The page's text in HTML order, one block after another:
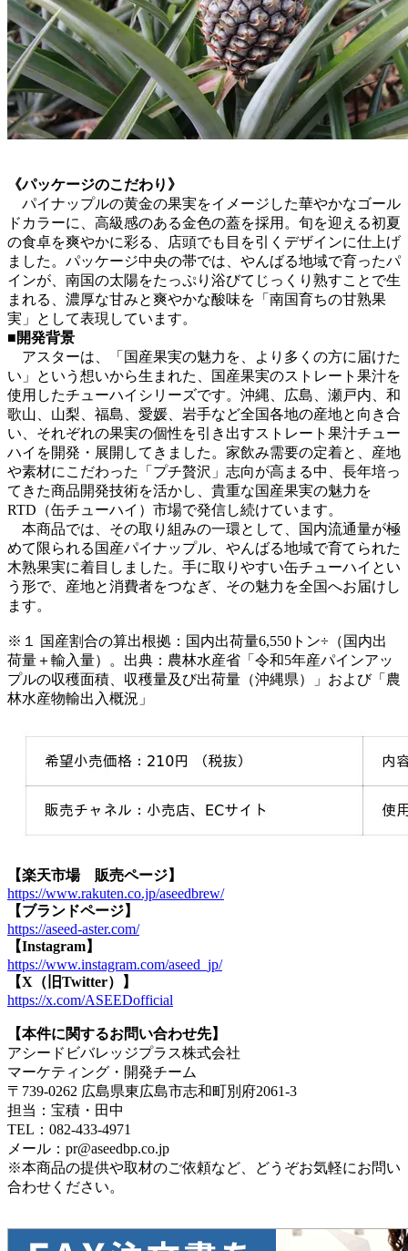
《パッケージのこだわり》
パイナップルの黄金の果実をイメージした華やかなゴール
ドカラーに、高級感のある金色の蓋を採用。旬を迎える初夏
の食卓を爽やかに彩る、店頭でも目を引くデザインに仕上げ
ました。パッケージ中央の帯では、やんばる地域で育ったパ
インが、南国の太陽をたっぷり浴びてじっくり熟すことで生
まれる、濃厚な甘みと爽やかな酸味を「南国育ちの甘熟果
実」として表現しています。
■開発背景
アスターは、「国産果実の魅力を、より多くの方に届けた
い」という想いから生まれた、国産果実のストレート果汁を
使用したチューハイシリーズです。沖縄、広島、瀬戸内、和
歌山、山梨、福島、愛媛、岩手など全国各地の産地と向き合
い、それぞれの果実の個性を引き出すストレート果汁チュー
ハイを開発・展開してきました。家飲み需要の定着と、産地
や素材にこだわった「プチ贅沢」志向が高まる中、長年培っ
てきた商品開発技術を活かし、貴重な国産果実の魅力を
RTD（缶チューハイ）市場で発信し続けています。
本商品では、その取り組みの一環として、国内流通量が極
めて限られる国産パイナップル、やんばる地域で育てられた
木熟果実に着目しました。手に取りやすい缶チューハイとい
う形で、産地と消費者をつなぎ、その魅力を全国へお届けし
ます。
※１ 国産割合の算出根拠：国内出荷量6,550トン÷（国内出
荷量＋輸入量）。出典：農林水産省「令和5年産パインアッ
プルの収穫面積、収穫量及び出荷量（沖縄県）」および「農
林水産物輸出入概況」
【楽天市場 販売ページ】
https://www.rakuten.co.jp/aseedbrew/
【ブランドページ】
https://aseed-aster.com/
【Instagram】
https://www.instagram.com/aseed_jp/
【X（旧Twitter）】
https://x.com/ASEEDofficial
【本件に関するお問い合わせ先】
アシードビバレッジプラス株式会社
マーケティング・開発チーム
〒739-0262 広島県東広島市志和町別府2061-3
担当：宝積・田中
TEL：082-433-4971
メール：pr@aseedbp.co.jp
※本商品の提供や取材のご依頼など、どうぞお気軽にお問い
合わせください。